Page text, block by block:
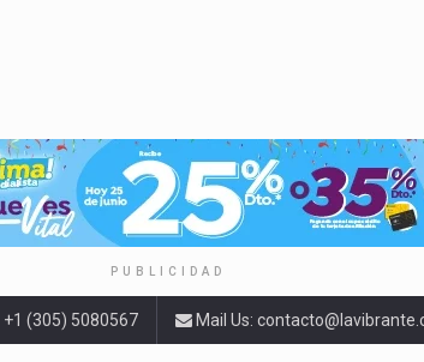
PUBLICIDAD
+1 (305) 5080567 Mail Us: